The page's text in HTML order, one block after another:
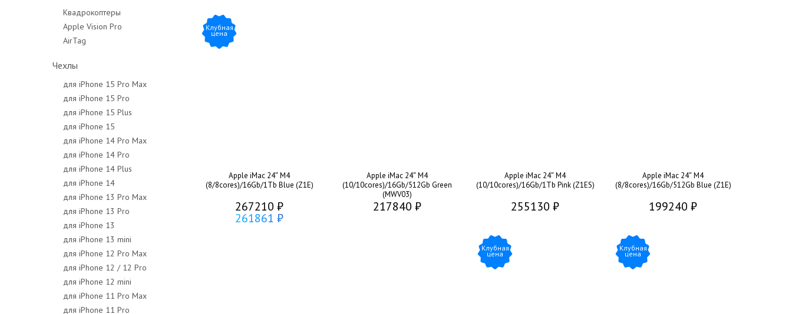
Квадрокоптеры
Apple Vision Pro
AirTag
Чехлы
для iPhone 15 Pro Max
для iPhone 15 Pro
для iPhone 15 Plus
для iPhone 15
для iPhone 14 Pro Max
для iPhone 14 Pro
для iPhone 14 Plus
для iPhone 14
для iPhone 13 Pro Max
для iPhone 13 Pro
для iPhone 13
для iPhone 13 mini
для iPhone 12 Pro Max
для iPhone 12 / 12 Pro
для iPhone 12 mini
для iPhone 11 Pro Max
для iPhone 11 Pro
Клубная
цена
Apple iMac 24″ M4
(8/8cores)/16Gb/1Tb Blue (Z1E)
267210 ₽
261861 ₽
Apple iMac 24″ M4
(10/10cores)/16Gb/512Gb Green
(MWV03)
217840 ₽
Apple iMac 24″ M4
(10/10cores)/16Gb/1Tb Pink (Z1ES)
255130 ₽
Apple iMac 24″ M4
(8/8cores)/16Gb/512Gb Blue (Z1E)
199240 ₽
Клубная
цена
Клубная
цена